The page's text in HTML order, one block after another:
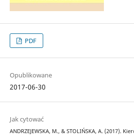
PDF
Opublikowane
2017-06-30
Jak cytować
ANDRZEJEWSKA, M., & STOLIŃSKA, A. (2017).